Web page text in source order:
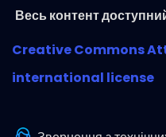
Весь контент
Creative Commons
international license